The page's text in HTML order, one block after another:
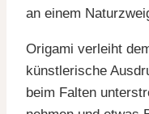
an einem
Origami verleiht
künstlerische
beim Falten